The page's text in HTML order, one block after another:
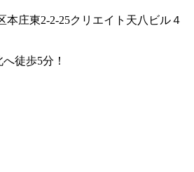
庄東2-2-25クリエイト天八ビル４
徒歩5分！